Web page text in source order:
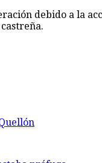
debido a la